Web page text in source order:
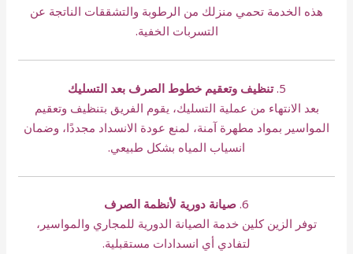
هذه الخدمة تحمي منزلك من الرطوبة والتشققات الناتجة عن
التسربات الخفية.
5. تنظيف وتعقيم خطوط الصرف بعد التسليك
بعد الانتهاء من عملية التسليك، يقوم الفريق بتنظيف وتعقيم
المواسير بمواد مطهرة آمنة، لمنع عودة الانسداد مجددًا، وضمان
انسياب المياه بشكل طبيعي.
6. صيانة دورية لأنظمة الصرف
توفر الزين كلين خدمة الصيانة الدورية للمجاري والمواسير،
لتفادي أي انسدادات مستقبلية.